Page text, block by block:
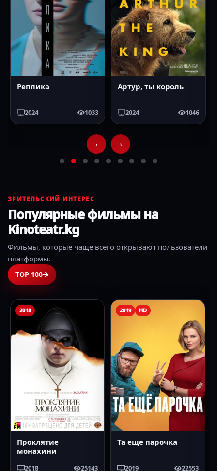
Реплика
2024 1033
Артур, ты король
2024 1046
‹ ›
ЗРИТЕЛЬСКИЙ ИНТЕРЕС
Популярные фильмы на
Kinoteatr.kg
Фильмы, которые чаще всего открывают пользователи
платформы.
TOP 100
2018
Проклятие
монахини
2018 25143
2019 HD
Та еще парочка
2019 22553